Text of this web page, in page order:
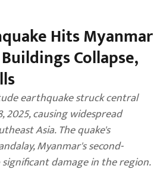
Hits Myanmar
Collapse,
earthquake struck central
2025, causing widespread
Asia. The quake's
Myanmar's second-
damage in the region.